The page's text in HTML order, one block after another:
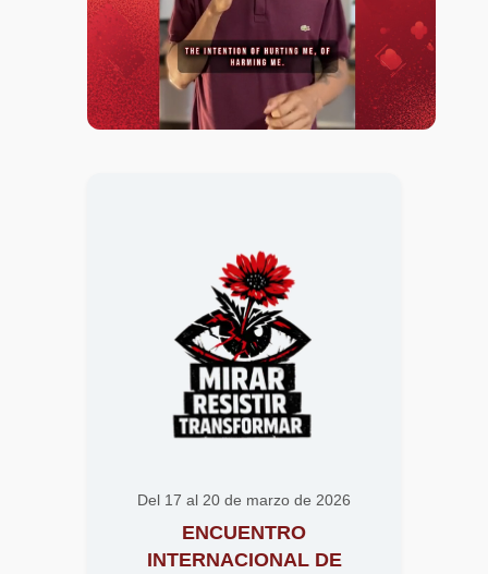
Del 17 al 20 de marzo de 2026
ENCUENTRO
INTERNACIONAL DE